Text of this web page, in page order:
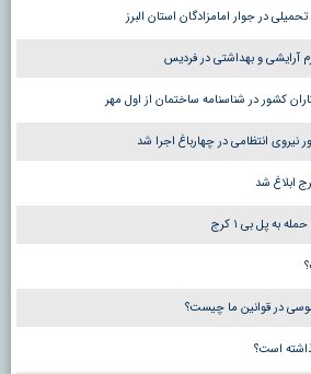
آرایشی و بهداشتی در فردیس
کشور در شناسنامه ساختمان از اول مهر
انتظامی در چهارباغ اجرا شد
ابلاغ شد
به پل بی ۱ کرج
در قوانین ما چیست؟
است؟